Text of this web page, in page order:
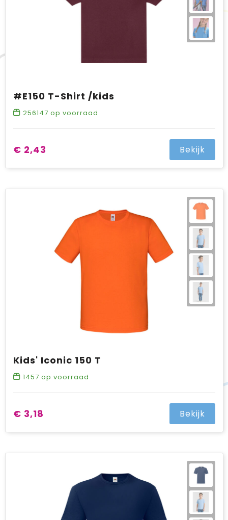
#E150 T-Shirt /kids
256147 op voorraad
€ 2,43 Bekijk
Kids' Iconic 150 T
1457 op voorraad
€ 3,18 Bekijk